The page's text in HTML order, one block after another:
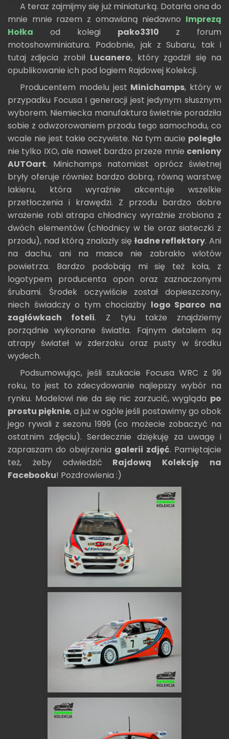
A teraz zajmijmy się już miniaturką. Dotarła ona do
mnie mnie razem z omawianą niedawno Imprezą
Hołka od kolegi pako3310 z forum
motoshowminiatura. Podobnie, jak z Subaru, tak i
tutaj zdjęcia zrobił Lucanero, który zgodził się na
opublikowanie ich pod logiem Rajdowej Kolekcji.
Producentem modelu jest Minichamps, który w
przypadku Focusa I generacji jest jedynym słusznym
wyborem. Niemiecka manufaktura świetnie poradziła
sobie z odwzorowaniem przodu tego samochodu, co
wcale nie jest takie oczywiste. Na tym aucie poległo
nie tylko IXO, ale nawet bardzo przeze mnie ceniony
AUTOart. Minichamps natomiast oprócz świetnej
bryły oferuje również bardzo dobrą, równą warstwę
lakieru, która wyraźnie akcentuje wszelkie
przetłoczenia i krawędzi. Z przodu bardzo dobre
wrażenie robi atrapa chłodnicy wyraźnie zrobiona z
dwóch elementów (chłodnicy w tle oraz siateczki z
przodu), nad którą znalazły się ładne reflektory. Ani
na dachu, ani na masce nie zabrakło wlotów
powietrza. Bardzo podobają mi się też koła, z
logotypem producenta opon oraz zaznaczonymi
śrubami. Środek oczywiście został dopieszczony,
niech świadczy o tym chociażby logo Sparco na
zagłówkach foteli. Z tyłu także znajdziemy
porządnie wykonane światła. Fajnym detalem są
atrapy świateł w zderzaku oraz pusty w środku
wydech.
Podsumowując, jeśli szukacie Focusa WRC z 99
roku, to jest to zdecydowanie najlepszy wybór na
rynku. Modelowi nie da się nic zarzucić, wygląda po
prostu pięknie, a już w ogóle jeśli postawimy go obok
jego rywali z sezonu 1999 (co możecie zobaczyć na
ostatnim zdjęciu). Serdecznie dziękuję za uwagę i
zapraszam do obejrzenia galerii zdjęć. Pamiętajcie
też, żeby odwiedzić Rajdową Kolekcję na
Facebooku! Pozdrowienia :)